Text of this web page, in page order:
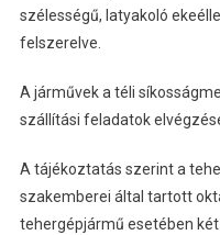
szélességű, latyakoló
felszerelve.
A járművek a téli
szállítási feladatok
A tájékoztatás szerint a
szakemberei által tartott
tehergépjármű esetében